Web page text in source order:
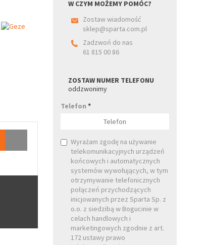
W CZYM MOŻEMY POMÓC?
Zostaw wiadomość
sklep@sparta.com.pl
Zadzwoń do nas
61 815 00 86
ZOSTAW NUMER TELEFONU
oddzwonimy
Telefon*
Wyrażam zgodę na używanie
telekomunikacyjnych urządzeń
końcowych i automatycznych
systemów wywołujących, w tym
otrzymywanie telefonicznych
połączeń przychodzących
inicjowanych przez Sparta Sp. z
o.o. z siedzibą w Bogucinie w
celach handlowych i
marketingowych zgodnie z art.
172 ustawy prawo